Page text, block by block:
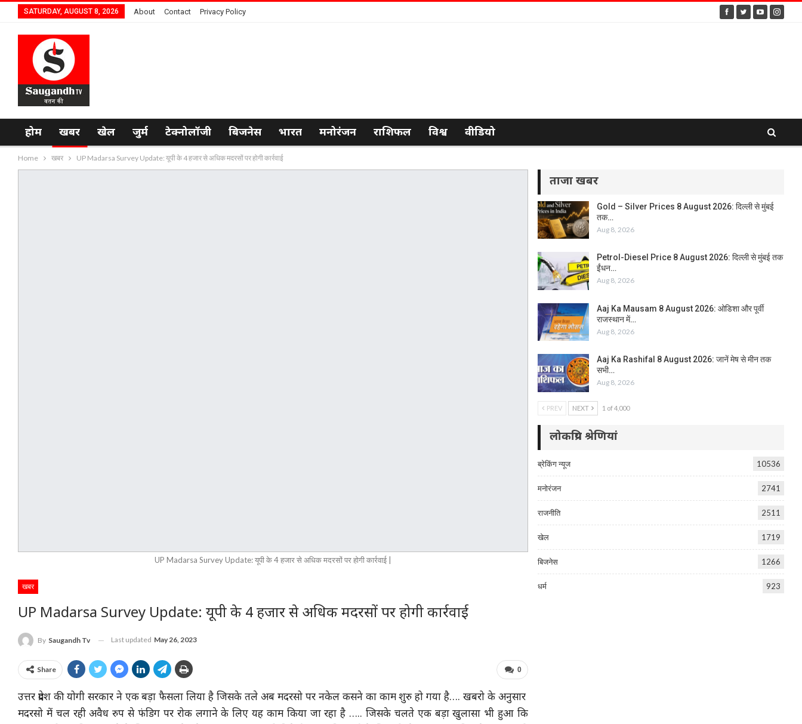
SATURDAY, AUGUST 8, 2026 About Contact Privacy Policy
होम खबर खेल जुर्म टेक्नोलॉजी बिजनेस भारत मनोरंजन राशिफल विश्व वीडियो
Home खबर UP Madarsa Survey Update: यूपी के 4 हजार से अधिक मदरसों पर होगी कार्रवाई
UP Madarsa Survey Update: यूपी के 4 हजार से अधिक मदरसों पर होगी कार्रवाई |
खबर
UP Madarsa Survey Update: यूपी के 4 हजार से अधिक मदरसों पर होगी कार्रवाई
By Saugandh Tv Last updated May 26, 2023
0
Share
उत्तर प्रदेश की योगी सरकार ने एक बड़ा फैसला लिया है जिसके तले अब मदरसो पर नकेल कसने का काम शुरु हो गया है…. खबरो के अनुसार
मदरसो में चल रही अवैध रुप से फंडिग पर रोक लगाने के लिए यह काम किया जा रहा है ….. जिसके चलते एक बड़ा खुलासा भी हुआ कि
ताजा खबर
Gold – Silver Prices 8 August 2026: दिल्ली से मुंबई
तक…
Aug 8, 2026
Petrol-Diesel Price 8 August 2026: दिल्ली से मुंबई तक
ईंधन…
Aug 8, 2026
Aaj Ka Mausam 8 August 2026: ओडिशा और पूर्वी
राजस्थान में…
Aug 8, 2026
Aaj Ka Rashifal 8 August 2026: जानें मेष से मीन तक
सभी…
Aug 8, 2026
PREV NEXT 1 of 4,000
लोकप्रिय श्रेणियां
ब्रेकिंग न्यूज 10536
मनोरंजन 2741
राजनीति 2511
खेल 1719
बिजनेस 1266
धर्म 923